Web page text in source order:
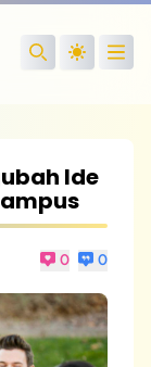
Search
Ide
0 0